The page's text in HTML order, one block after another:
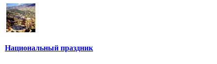
Национальный праздник